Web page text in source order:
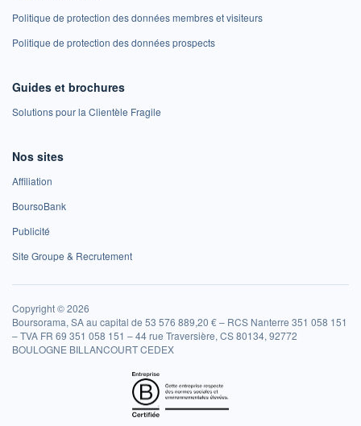
Politique de protection des données membres et visiteurs
Politique de protection des données prospects
Guides et brochures
Solutions pour la Clientèle Fragile
Nos sites
Affiliation
BoursoBank
Publicité
Site Groupe & Recrutement
Copyright © 2026
Boursorama, SA au capital de 53 576 889,20 € – RCS Nanterre 351 058 151
– TVA FR 69 351 058 151 – 44 rue Traversière, CS 80134, 92772
BOULOGNE BILLANCOURT CEDEX